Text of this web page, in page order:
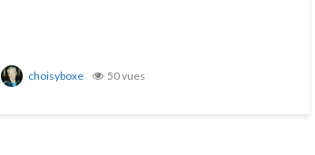
choisyboxe 50 vues